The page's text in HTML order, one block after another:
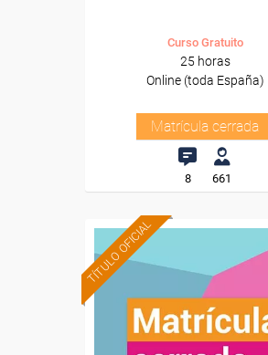
Curso Gratuito
25 horas
Online (toda España)
Matrícula cerrada
8 661
TÍTULO OFICIAL